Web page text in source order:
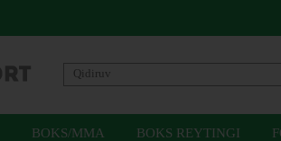
BOKS/MMA BOKS REYTINGI